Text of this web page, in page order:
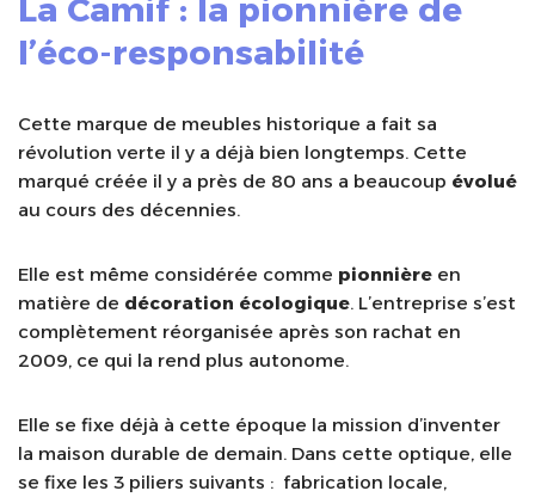
La Camif : la pionnière de
l’éco-responsabilité
Cette marque de meubles historique a fait sa
révolution verte il y a déjà bien longtemps. Cette
marqué créée il y a près de 80 ans a beaucoup évolué
au cours des décennies.
Elle est même considérée comme pionnière en
matière de décoration écologique. L’entreprise s’est
complètement réorganisée après son rachat en
2009, ce qui la rend plus autonome.
Elle se fixe déjà à cette époque la mission d’inventer
la maison durable de demain. Dans cette optique, elle
se fixe les 3 piliers suivants : fabrication locale,